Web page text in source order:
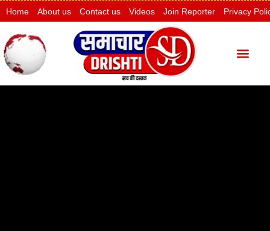
Home About us Contact us Videos Join Reporter Privacy